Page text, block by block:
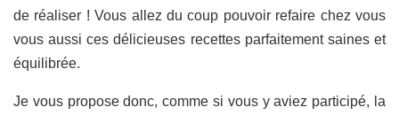
de réaliser ! Vous allez du coup pouvoir refaire chez vous
vous aussi ces délicieuses recettes parfaitement saines et
équilibrée.
Je vous propose donc, comme si vous y aviez participé, la